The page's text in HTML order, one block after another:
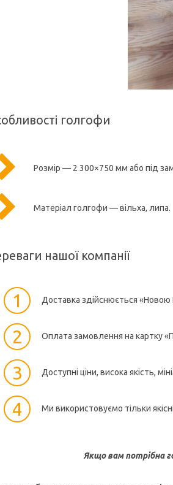
голгофи
Розмір — 2 300×750 мм або під
Матеріал голгофи — вільха, липа.
нашої компанії
1 Доставка здійснюється
2 Оплата замовлення на картку
3 Доступні ціни, висока якість,
4 Ми використовуємо тільки
Якщо вам потрібна